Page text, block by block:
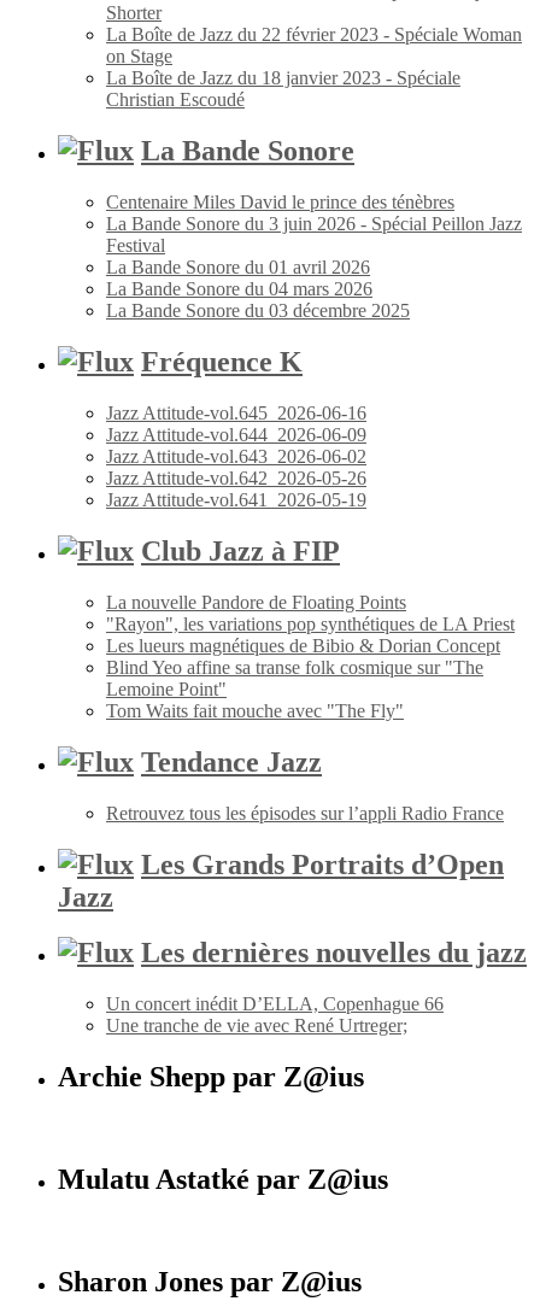
Shorter
La Boîte de Jazz du 22 février 2023 - Spéciale Woman
on Stage
La Boîte de Jazz du 18 janvier 2023 - Spéciale
Christian Escoudé
La Bande Sonore
Centenaire Miles David le prince des ténèbres
La Bande Sonore du 3 juin 2026 - Spécial Peillon Jazz
Festival
La Bande Sonore du 01 avril 2026
La Bande Sonore du 04 mars 2026
La Bande Sonore du 03 décembre 2025
Fréquence K
Jazz Attitude-vol.645_2026-06-16
Jazz Attitude-vol.644_2026-06-09
Jazz Attitude-vol.643_2026-06-02
Jazz Attitude-vol.642_2026-05-26
Jazz Attitude-vol.641_2026-05-19
Club Jazz à FIP
La nouvelle Pandore de Floating Points
"Rayon", les variations pop synthétiques de LA Priest
Les lueurs magnétiques de Bibio & Dorian Concept
Blind Yeo affine sa transe folk cosmique sur "The
Lemoine Point"
Tom Waits fait mouche avec "The Fly"
Tendance Jazz
Retrouvez tous les épisodes sur l’appli Radio France
Les Grands Portraits d’Open
Jazz
Les dernières nouvelles du jazz
Un concert inédit D’ELLA, Copenhague 66
Une tranche de vie avec René Urtreger;
Archie Shepp par Z@ius
Mulatu Astatké par Z@ius
Sharon Jones par Z@ius